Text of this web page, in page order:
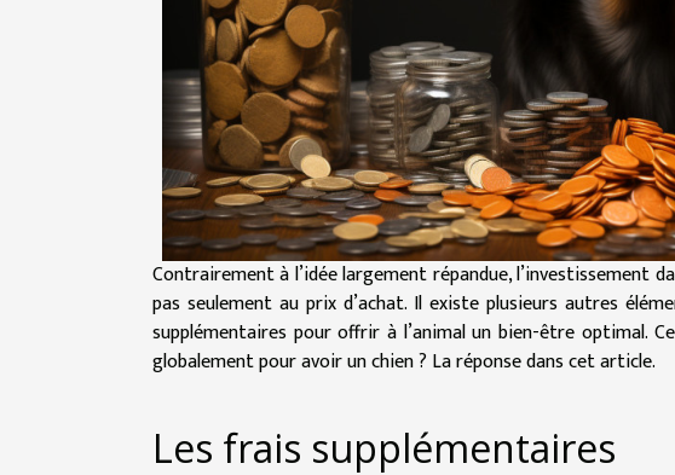
Contrairement à l’idée largement répandue, l’investissement
pas seulement au prix d’achat. Il existe plusieurs autres
supplémentaires pour offrir à l’animal un bien-être optimal.
globalement pour avoir un chien ? La réponse dans cet article.
Les frais supplémentaires